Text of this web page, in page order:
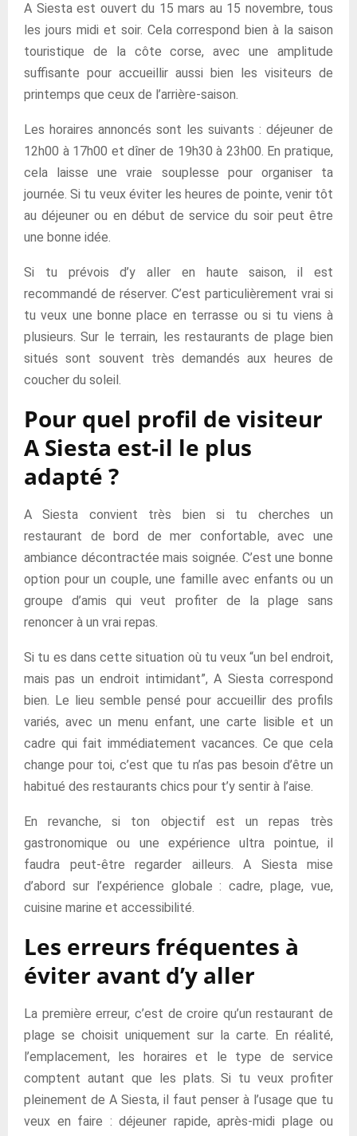
A Siesta est ouvert du 15 mars au 15 novembre, tous
les jours midi et soir. Cela correspond bien à la saison
touristique de la côte corse, avec une amplitude
suffisante pour accueillir aussi bien les visiteurs de
printemps que ceux de l’arrière-saison.
Les horaires annoncés sont les suivants : déjeuner de
12h00 à 17h00 et dîner de 19h30 à 23h00. En pratique,
cela laisse une vraie souplesse pour organiser ta
journée. Si tu veux éviter les heures de pointe, venir tôt
au déjeuner ou en début de service du soir peut être
une bonne idée.
Si tu prévois d’y aller en haute saison, il est
recommandé de réserver. C’est particulièrement vrai si
tu veux une bonne place en terrasse ou si tu viens à
plusieurs. Sur le terrain, les restaurants de plage bien
situés sont souvent très demandés aux heures de
coucher du soleil.
Pour quel profil de visiteur
A Siesta est-il le plus
adapté ?
A Siesta convient très bien si tu cherches un
restaurant de bord de mer confortable, avec une
ambiance décontractée mais soignée. C’est une bonne
option pour un couple, une famille avec enfants ou un
groupe d’amis qui veut profiter de la plage sans
renoncer à un vrai repas.
Si tu es dans cette situation où tu veux “un bel endroit,
mais pas un endroit intimidant”, A Siesta correspond
bien. Le lieu semble pensé pour accueillir des profils
variés, avec un menu enfant, une carte lisible et un
cadre qui fait immédiatement vacances. Ce que cela
change pour toi, c’est que tu n’as pas besoin d’être un
habitué des restaurants chics pour t’y sentir à l’aise.
En revanche, si ton objectif est un repas très
gastronomique ou une expérience ultra pointue, il
faudra peut-être regarder ailleurs. A Siesta mise
d’abord sur l’expérience globale : cadre, plage, vue,
cuisine marine et accessibilité.
Les erreurs fréquentes à
éviter avant d’y aller
La première erreur, c’est de croire qu’un restaurant de
plage se choisit uniquement sur la carte. En réalité,
l’emplacement, les horaires et le type de service
comptent autant que les plats. Si tu veux profiter
pleinement de A Siesta, il faut penser à l’usage que tu
veux en faire : déjeuner rapide, après-midi plage ou